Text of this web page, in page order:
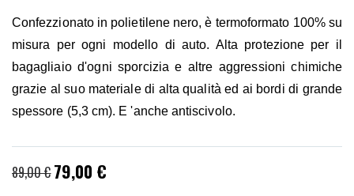
Confezzionato in polietilene nero, è termoformato 100% su
misura per ogni modello di auto. Alta protezione per il
bagagliaio d'ogni sporcizia e altre aggressioni chimiche
grazie al suo materiale di alta qualità ed ai bordi di grande
spessore (5,3 cm). E 'anche antiscivolo.
89,00 € Prezzo
speciale
79,00 €